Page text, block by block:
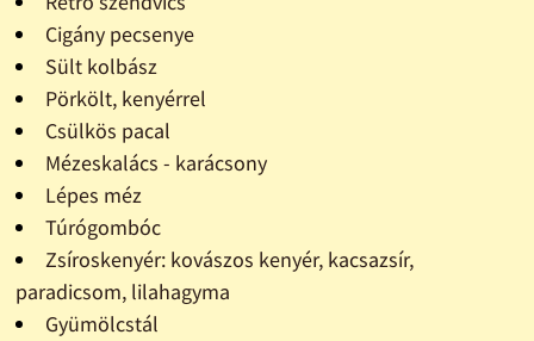
Cigány pecsenye
Sült kolbász
Pörkölt, kenyérrel
Csülkös pacal
Mézeskalács - karácsony
Lépes méz
Túrógombóc
Zsíroskenyér: kovászos kenyér, kacsazsír,
paradicsom, lilahagyma
Gyümölcstál